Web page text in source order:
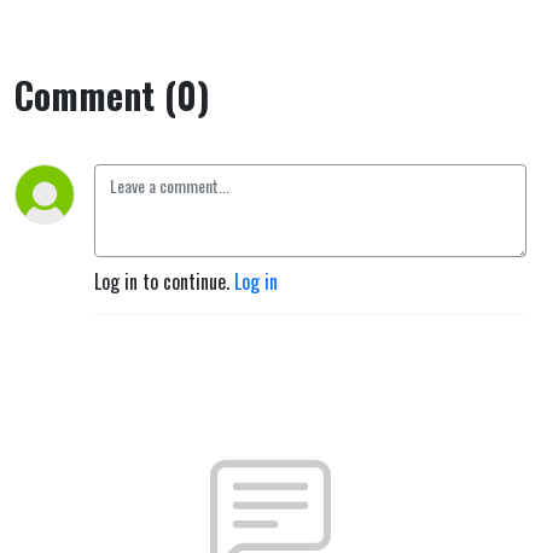
Comment (0)
Log in to continue. Log in